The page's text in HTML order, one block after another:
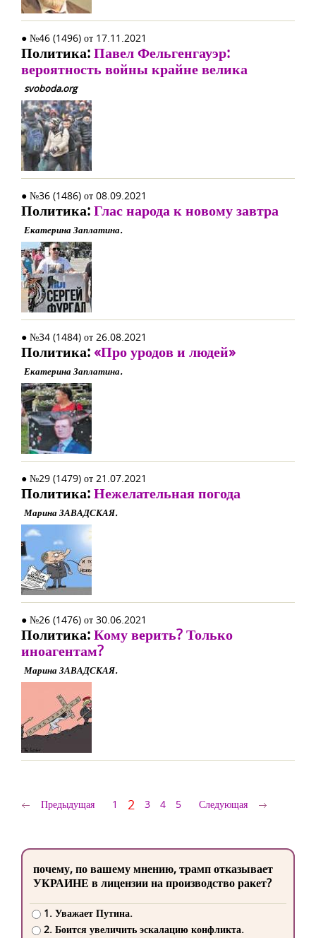
● №46 (1496) от 17.11.2021
Политика:Павел Фельгенгауэр:
вероятность войны крайне велика
svoboda.org
● №36 (1486) от 08.09.2021
Политика:Глас народа к новому завтра
Екатерина Заплатина.
● №34 (1484) от 26.08.2021
Политика:«Про уродов и людей»
Екатерина Заплатина.
● №29 (1479) от 21.07.2021
Политика:Нежелательная погода
Марина ЗАВАДСКАЯ.
● №26 (1476) от 30.06.2021
Политика:Кому верить? Только
иноагентам?
Марина ЗАВАДСКАЯ.
Предыдущая 1 2 3 4 5 Следующая
почему, по вашему мнению, трамп отказывает
УКРАИНЕ в лицензии на производство ракет?
1. Уважает Путина.
2. Боится увеличить эскалацию конфликта.